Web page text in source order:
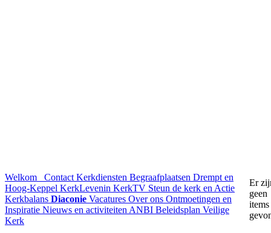
Welkom Contact Kerkdiensten Begraafplaatsen Drempt en
Hoog-Keppel KerkLevenin KerkTV Steun de kerk en Actie
Kerkbalans Diaconie Vacatures Over ons Ontmoetingen en
Inspiratie Nieuws en activiteiten ANBI Beleidsplan Veilige
Kerk
Er
geen
items